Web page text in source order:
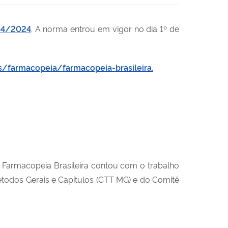
2024. A norma entrou em vigor no dia 1º de
farmacopeia-brasileira.
Brasileira contou com o trabalho
Gerais e Capítulos (CTT MG) e do Comitê